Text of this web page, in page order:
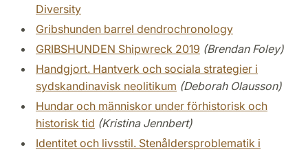
Diversity
Gribshunden barrel dendrochronology
GRIBSHUNDEN Shipwreck 2019 (Brendan Foley)
Handgjort. Hantverk och sociala strategier i
sydskandinavisk neolitikum (Deborah Olausson)
Hundar och människor under förhistorisk och
historisk tid (Kristina Jennbert)
Identitet och livsstil. Stenåldersproblematik i